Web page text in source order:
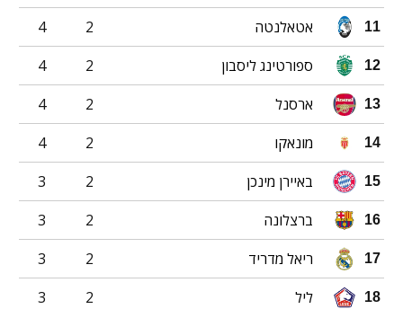
11 אטאלנטה 2
4
12 ספורטינג ליסבון 2
4
13 ארסנל 2
4
14 מונאקו 2
4
15 באיירן מינכן 2
3
16 ברצלונה 2
3
17 ריאל מדריד 2
3
18 ליל 2
3